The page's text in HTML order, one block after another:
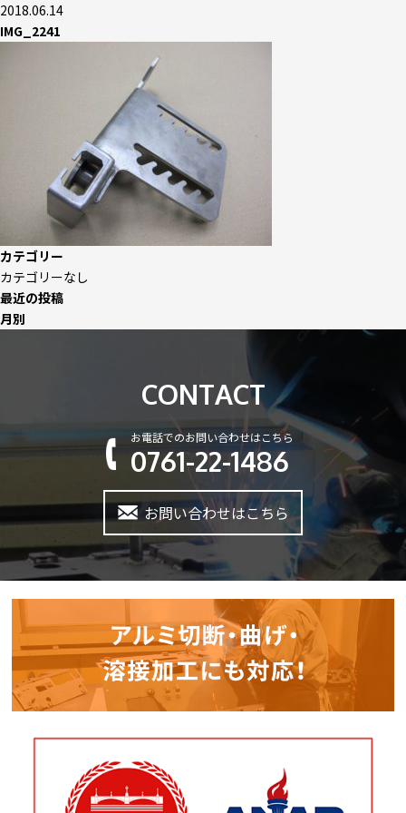
2018.06.14
IMG_2241
カテゴリー
カテゴリーなし
最近の投稿
月別
CONTACT
お電話でのお問い合わせはこちら
0761-22-1486
お問い合わせはこちら